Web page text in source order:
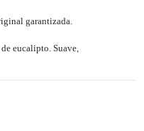
garantizada.
eucalipto. Suave,